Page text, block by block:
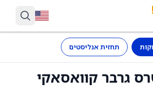
תחזית אנליסטים
גרבר קוואסאקי